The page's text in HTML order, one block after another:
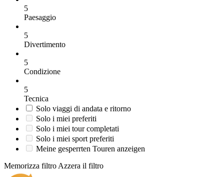
5
Paesaggio
5
Divertimento
5
Condizione
5
Tecnica
Solo viaggi di andata e ritorno
Solo i miei preferiti
Solo i miei tour completati
Solo i miei sport preferiti
Meine gesperrten Touren anzeigen
Memorizza filtro Azzera il filtro